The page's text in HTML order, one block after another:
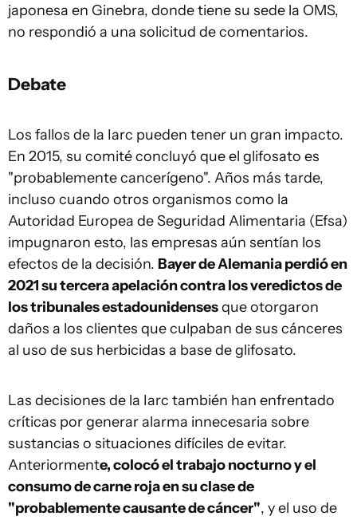
japonesa en Ginebra, donde tiene su sede la OMS,
no respondió a una solicitud de comentarios.
Debate
Los fallos de la Iarc pueden tener un gran impacto.
En 2015, su comité concluyó que el glifosato es
"probablemente cancerígeno". Años más tarde,
incluso cuando otros organismos como la
Autoridad Europea de Seguridad Alimentaria (Efsa)
impugnaron esto, las empresas aún sentían los
efectos de la decisión. Bayer de Alemania perdió en
2021 su tercera apelación contra los veredictos de
los tribunales estadounidensesque otorgaron
daños a los clientes que culpaban de sus cánceres
al uso de sus herbicidas a base de glifosato.
Las decisiones de la Iarc también han enfrentado
críticas por generar alarma innecesaria sobre
sustancias o situaciones difíciles de evitar.
Anteriormente, colocó el trabajo nocturno y el
consumo de carne roja en su clase de
"probablemente causante de cáncer", y el uso de